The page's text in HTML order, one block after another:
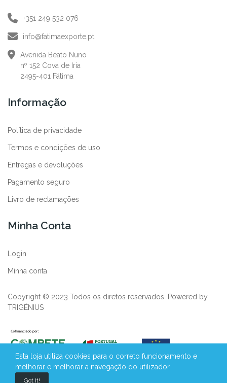
+351 249 532 076
info@fatimaexporte.pt
Avenida Beato Nuno
nº 152 Cova de Iria
2495-401 Fátima
Informação
Política de privacidade
Termos e condições de uso
Entregas e devoluções
Pagamento seguro
Livro de reclamações
Minha Conta
Login
Minha conta
Copyright © 2023 Todos os diretos reservados. Powered by
TRIGÉNIUS
Esta loja utiliza cookies para o correto funcionamento e
melhorar e melhorar a navegação do utilizador.
Got It!